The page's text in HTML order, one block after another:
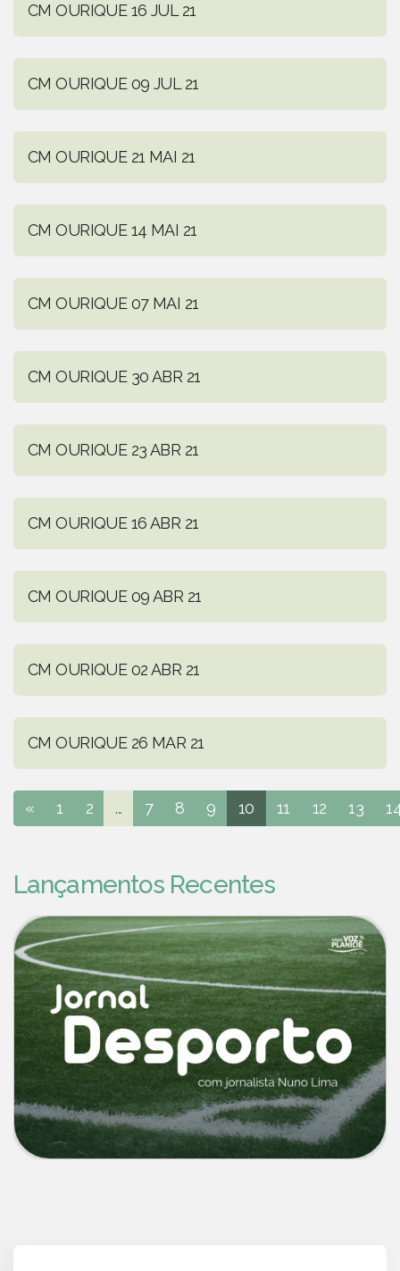
CM OURIQUE 16 JUL 21
CM OURIQUE 09 JUL 21
CM OURIQUE 21 MAI 21
CM OURIQUE 14 MAI 21
CM OURIQUE 07 MAI 21
CM OURIQUE 30 ABR 21
CM OURIQUE 23 ABR 21
CM OURIQUE 16 ABR 21
CM OURIQUE 09 ABR 21
CM OURIQUE 02 ABR 21
CM OURIQUE 26 MAR 21
« 1 2 ... 7 8 9 10 11 12 13
Lançamentos Recentes